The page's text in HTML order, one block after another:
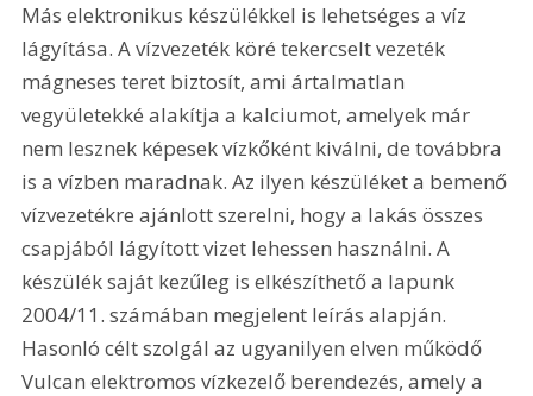
Más elektronikus készülékkel is lehetséges a víz
lágyítása. A vízvezeték köré tekercselt vezeték
mágneses teret biztosít, ami ártalmatlan
vegyületekké alakítja a kalciumot, amelyek már
nem lesznek képesek vízkőként kiválni, de továbbra
is a vízben maradnak. Az ilyen készüléket a bemenő
vízvezetékre ajánlott szerelni, hogy a lakás összes
csapjából lágyított vizet lehessen használni. A
készülék saját kezűleg is elkészíthető a lapunk
2004/11. számában megjelent leírás alapján.
Hasonló célt szolgál az ugyanilyen elven működő
Vulcan elektromos vízkezelő berendezés, amely a